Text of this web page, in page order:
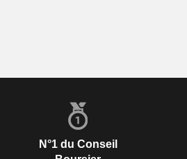
N°1 du Conseil